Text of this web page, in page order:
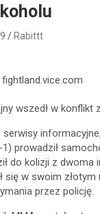
Rabittt
fightland.vice.com
wszedł w konflikt
informacyjne,
prowadził
do kolizji z dwoma
się w swoim
przez policję.